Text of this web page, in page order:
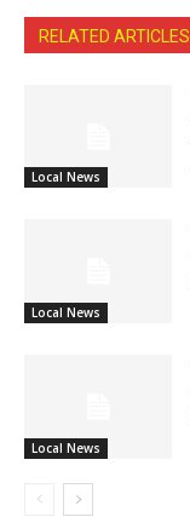
RELATED ARTICLES
Local News
Local News
Local News